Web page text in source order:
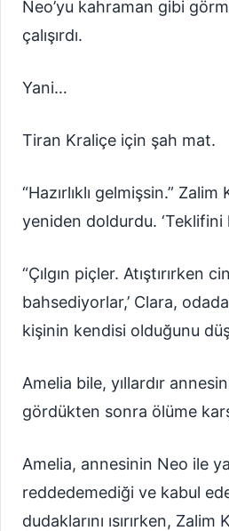
Neo’yu kahraman gibi
çalışırdı.
Yani…
Tiran Kraliçe için şah mat.
“Hazırlıklı gelmişsin.” Zalim
yeniden doldurdu. ‘Teklifini
“Çılgın piçler. Atıştırırken
bahsediyorlar,’ Clara,
kişinin kendisi olduğunu
Amelia bile, yıllardır
gördükten sonra ölüme
Amelia, annesinin Neo ile
reddedemediği ve kabul
dudaklarını ısırırken,